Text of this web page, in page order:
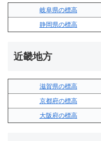
岐阜県の標高
静岡県の標高
近畿地方
滋賀県の標高
京都府の標高
大阪府の標高